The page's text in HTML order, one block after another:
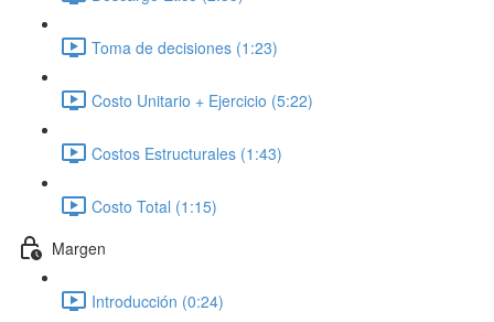
Toma de decisiones (1:23)
Costo Unitario + Ejercicio (5:22)
Costos Estructurales (1:43)
Costo Total (1:15)
Margen
Introducción (0:24)